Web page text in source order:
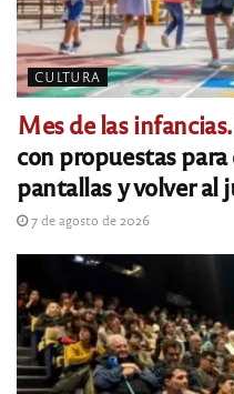
CULTURA
Mes de las infancias.
con propuestas
pantallas y volver al
7 de agosto de 2026